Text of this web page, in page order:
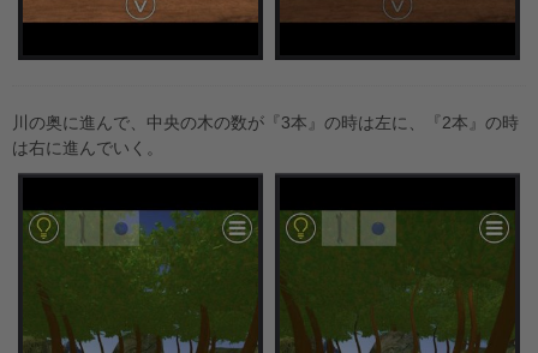
川の奥に進んで、中央の木の数が『3本』の時は左に、『2本』の時
は右に進んでいく。